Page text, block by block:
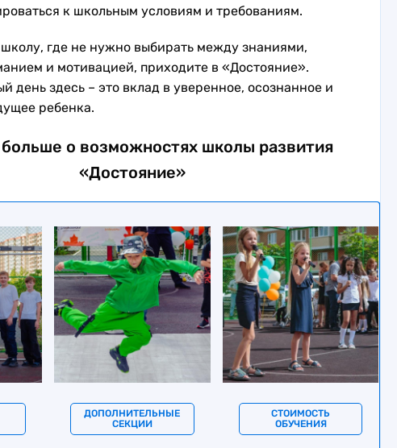
к школьным условиям и требованиям.
где не нужно выбирать между знаниями,
и мотивацией, приходите в «Достояние».
день здесь – это вклад в уверенное, осознанное и
ребенка.
о возможностях школы развития
«Достояние»
ДОПОЛНИТЕЛЬНЫЕ
СЕКЦИИ
СТОИМОСТЬ
ОБУЧЕНИЯ